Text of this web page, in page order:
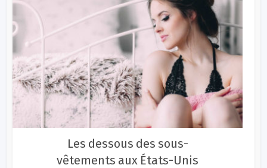
Les dessous des sous-
vêtements aux États-Unis